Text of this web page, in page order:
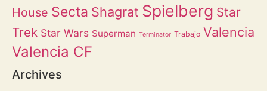
House Secta Shagrat Spielberg Star
Trek Star Wars Superman Terminator Trabajo Valencia
Valencia CF
Archives